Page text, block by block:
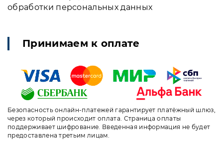
обработки персональных данных
Принимаем к оплате
Безопасность онлайн-платежей гарантирует платёжный шлюз,
через который происходит оплата. Страница оплаты
поддерживает шифрование. Введенная информация не будет
предоставлена третьим лицам.